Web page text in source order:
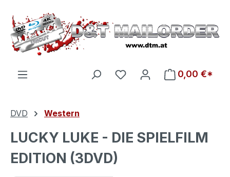
Zum Hauptinhalt springen
Du hast 0 Produkte auf
0,00 €*
DVD Western
LUCKY LUKE - DIE SPIELFILM
EDITION (3DVD)